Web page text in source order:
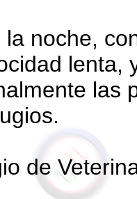
noche,
lenta,
las
de